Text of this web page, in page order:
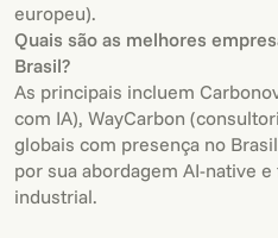
europeu).
Quais são as melhores
Brasil?
As principais incluem
com IA), WayCarbon
globais com presença no
por sua abordagem AI-native
industrial.